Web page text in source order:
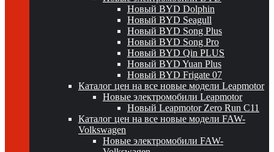
Новый BYD Dolphin
Новый BYD Seagull
Новый BYD Song Plus
Новый BYD Song Pro
Новый BYD Qin PLUS
Новый BYD Yuan Plus
Новый BYD Frigate 07
Каталог цен на все новые модели Leapmotor
Новые электромобили Leapmotor
Новый Leapmotor Zero Run C11
Каталог цен на все новые модели FAW-
Volkswagen
Новые электромобили FAW-